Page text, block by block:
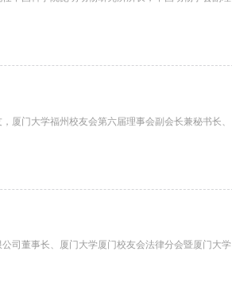
厦门大学福州校友会第六届理事会副会长兼秘书长、
司董事长、厦门大学厦门校友会法律分会暨厦门大学